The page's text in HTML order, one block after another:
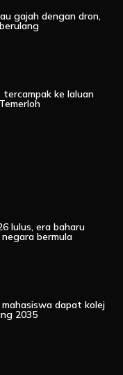
gajah dengan dron,
tercampak ke laluan
lulus, era baharu
bermula
dapat kolej
2035